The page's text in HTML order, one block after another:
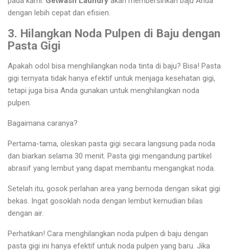
dengan lebih cepat dan efisien.
3. Hilangkan Noda Pulpen di Baju dengan
Pasta Gigi
Apakah odol bisa menghilangkan noda tinta di baju? Bisa! Pasta
gigi ternyata tidak hanya efektif untuk menjaga kesehatan gigi,
tetapi juga bisa Anda gunakan untuk menghilangkan noda
pulpen.
Bagaimana caranya?
Pertama-tama, oleskan pasta gigi secara langsung pada noda
dan biarkan selama 30 menit. Pasta gigi mengandung partikel
abrasif yang lembut yang dapat membantu mengangkat noda.
Setelah itu, gosok perlahan area yang bernoda dengan sikat gigi
bekas. Ingat gosoklah noda dengan lembut kemudian bilas
dengan air.
Perhatikan! Cara menghilangkan noda pulpen di baju dengan
pasta gigi ini hanya efektif untuk noda pulpen yang baru. Jika